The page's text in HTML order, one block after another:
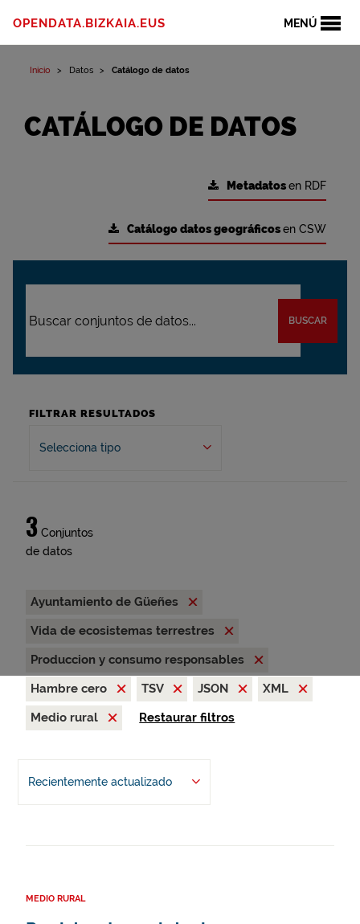
MENÚ
OPENDATA.BIZKAIA.EUS
Inicio Datos Catálogo de datos
CATÁLOGO DE DATOS
Metadatosen RDF
Catálogo datos geográficosen CSW
BUSCAR
FILTRAR RESULTADOS
Selecciona tipo
3 Conjuntos
de datos
Ayuntamiento de Güeñes
Vida de ecosistemas terrestres
Produccion y consumo responsables
Hambre cero
TSV JSON
XML
Medio rural
Restaurar filtros
Recientemente actualizado
MEDIO RURAL